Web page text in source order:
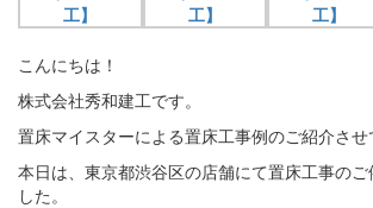
こんにちは！
株式会社秀和建工です。
置床マイスターによる置床工事例のご紹介させ
本日は、東京都渋谷区の店舗にて置床工事のご
した。